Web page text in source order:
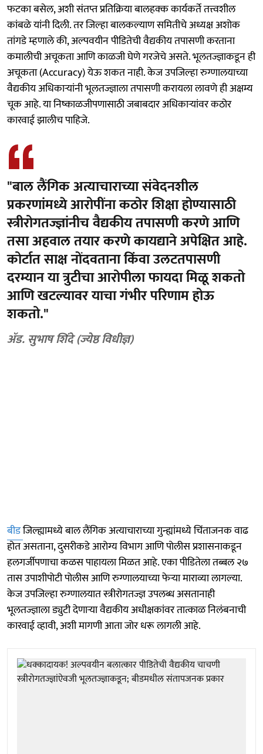
फटका बसेल, अशी संतप्त प्रतिक्रिया बालहक्क कार्यकर्ते तत्त्वशील
कांबळे यांनी दिली. तर जिल्हा बालकल्याण समितीचे अध्यक्ष अशोक
तांगडे म्हणाले की, अल्पवयीन पीडितेची वैद्यकीय तपासणी करताना
कमालीची अचूकता आणि काळजी घेणे गरजेचे असते. भूलतज्ज्ञाकडून ही
अचूकता (Accuracy) येऊ शकत नाही. केज उपजिल्हा रुग्णालयाच्या
वैद्यकीय अधिकाऱ्यांनी भूलतज्ज्ञाला तपासणी करायला लावणे ही अक्षम्य
चूक आहे. या निष्काळजीपणासाठी जबाबदार अधिकाऱ्यांवर कठोर
कारवाई झालीच पाहिजे.
"बाल लैंगिक अत्याचाराच्या संवेदनशील
प्रकरणांमध्ये आरोपींना कठोर शिक्षा होण्यासाठी
स्त्रीरोगतज्ज्ञांनीच वैद्यकीय तपासणी करणे आणि
तसा अहवाल तयार करणे कायद्याने अपेक्षित आहे.
कोर्टात साक्ष नोंदवताना किंवा उलटतपासणी
दरम्यान या त्रुटीचा आरोपीला फायदा मिळू शकतो
आणि खटल्यावर याचा गंभीर परिणाम होऊ
शकतो."
ॲड. सुभाष शिंदे (ज्येष्ठ विधीज्ञ)
बीडजिल्ह्यामध्ये बाल लैंगिक अत्याचाराच्या गुन्ह्यांमध्ये चिंताजनक वाढ
होत असताना, दुसरीकडे आरोग्य विभाग आणि पोलीस प्रशासनाकडून
हलगर्जीपणाचा कळस पाहायला मिळत आहे. एका पीडितेला तब्बल २७
तास उपाशीपोटी पोलीस आणि रुग्णालयाच्या फेऱ्या माराव्या लागल्या.
केज उपजिल्हा रुग्णालयात स्त्रीरोगतज्ज्ञ उपलब्ध असतानाही
भूलतज्ज्ञाला ड्युटी देणाऱ्या वैद्यकीय अधीक्षकांवर तात्काळ निलंबनाची
कारवाई व्हावी, अशी मागणी आता जोर धरू लागली आहे.